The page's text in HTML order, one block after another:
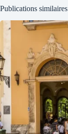
Publications similaires